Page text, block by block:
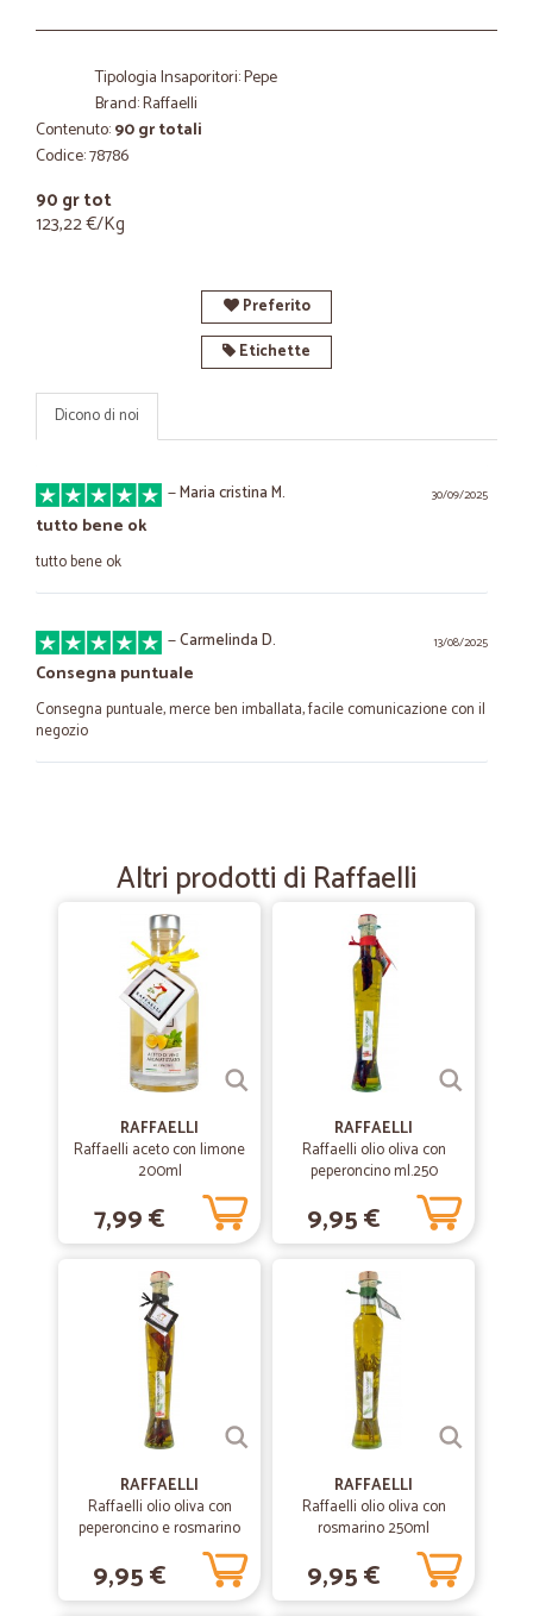
Tipologia Insaporitori: Pepe
Brand: Raffaelli
Contenuto:90 gr totali
Codice: 78786
90 gr tot
123,22 €/Kg
Preferito
Etichette
Dicono di noi
30/09/2025
—Maria cristina M.
tutto bene ok
tutto bene ok
13/08/2025
—Carmelinda D.
Consegna puntuale
Consegna puntuale, merce ben imballata, facile comunicazione con il
negozio
Servizio buono accurato, anche servizio clienti telefonico gentile e
—Virginia maria cristina Z.
Tutto perfetto
Tutto perfetto, dall'ordine al ricevimento pacco. Ottimi prodotti e
ottimo servizio di spedizione.
14/10/2020
—Corradino F.
Sono rimasto soddisfatto dell'acquisto
Sono rimasto soddisfatto dell'acquisto, dunque il mio feedback è
senza dubbio positivo.
—
Tutto Ok e veloce
Tutto Ok e veloce
Consegna super veloce!!!!.
Consegna super veloce!!!!.
Altri prodotti di Raffaelli
RAFFAELLI
Raffaelli aceto con limone
200ml
7,99 €
RAFFAELLI
Raffaelli olio oliva con
peperoncino ml.250
9,95 €
RAFFAELLI
Raffaelli olio oliva con
peperoncino e rosmarino
9,95 €
RAFFAELLI
Raffaelli olio oliva con
rosmarino 250ml
9,95 €